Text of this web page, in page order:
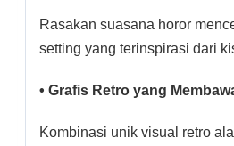
Rasakan suasana horor
setting yang terinspirasi dari
• Grafis Retro yang
Kombinasi unik visual retro